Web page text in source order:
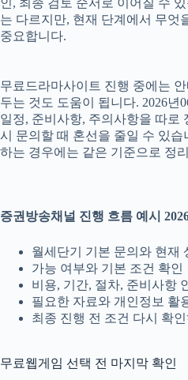
인, 최종 검토 순서로 이어질 수
는 다르지만, 현재 단계에서 무엇
중요합니다.
무료드라마사이트 진행 중에는
두는 것도 도움이 됩니다. 2026년
일정, 준비사항, 주의사항을 따로
시 문의할 때 혼선을 줄일 수 있
하는 경우에는 같은 기준으로 정
증권방송채널 진행 흐름 예시
월세단기 기본 문의와 현재
가능 여부와 기본 조건 확인
비용, 기간, 절차, 준비사항
필요한 자료와 개인정보 활
최종 진행 전 조건 다시 확인
무료웹게임 선택 전 마지막 확인